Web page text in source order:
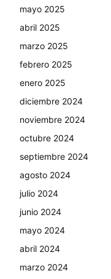
mayo 2025
abril 2025
marzo 2025
febrero 2025
enero 2025
diciembre 2024
noviembre 2024
octubre 2024
septiembre 2024
agosto 2024
julio 2024
junio 2024
mayo 2024
abril 2024
marzo 2024